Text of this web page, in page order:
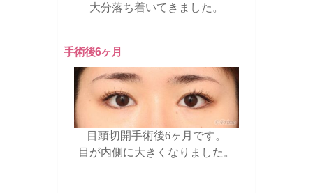
大分落ち着いてきました。
手術後6ヶ月
目頭切開手術後6ヶ月です。
目が内側に大きくなりました。